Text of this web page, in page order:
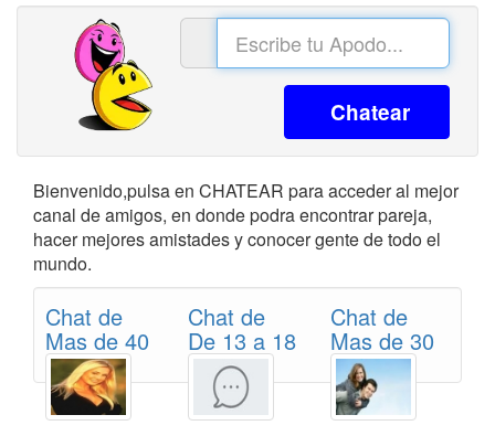
Chatear
Bienvenido,pulsa en CHATEAR para acceder al mejor
canal de amigos, en donde podra encontrar pareja,
hacer mejores amistades y conocer gente de todo el
mundo.
Chat de
Mas de 40
Chat de
De 13 a 18
Chat de
Mas de 30